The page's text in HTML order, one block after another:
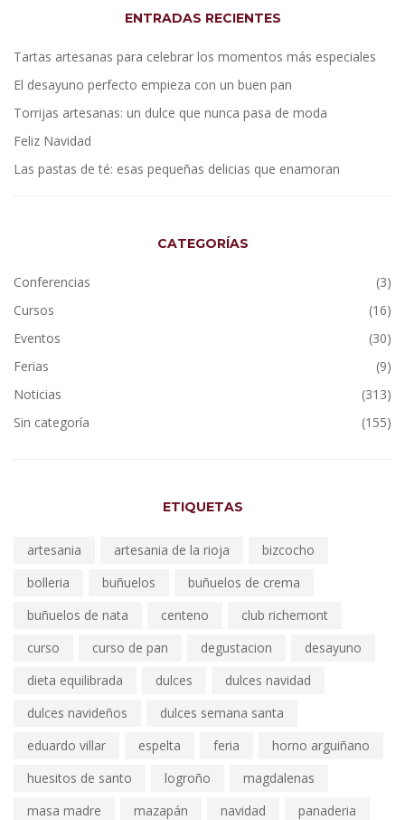
ENTRADAS RECIENTES
Tartas artesanas para celebrar los momentos más especiales
El desayuno perfecto empieza con un buen pan
Torrijas artesanas: un dulce que nunca pasa de moda
Feliz Navidad
Las pastas de té: esas pequeñas delicias que enamoran
CATEGORÍAS
Conferencias
(3)
Cursos
(16)
Eventos
(30)
Ferias
(9)
Noticias
(313)
Sin categoría
(155)
ETIQUETAS
artesania artesania de la rioja
bizcocho
bolleria
buñuelos
buñuelos de crema
buñuelos de nata
centeno
club richemont
curso
curso de pan degustacion
desayuno
dieta equilibrada
dulces
dulces navidad
dulces navideños
dulces semana santa
eduardo villar
espelta feria
horno arguiñano
huesitos de santo
logroño
magdalenas
masa madre
mazapán navidad
panaderia